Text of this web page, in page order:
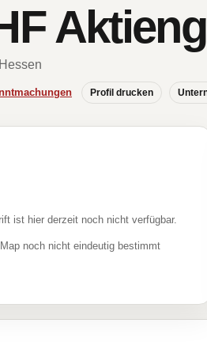
Profil drucken
ist hier derzeit noch nicht verfügbar.
noch nicht eindeutig bestimmt